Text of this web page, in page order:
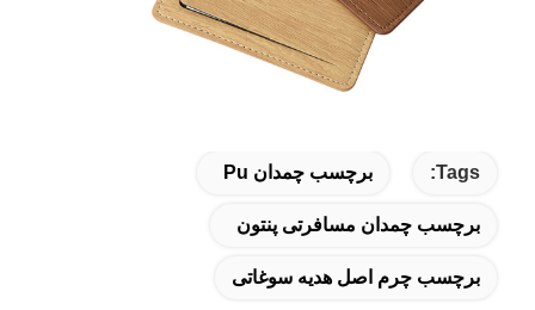
Tags: برچسب چمدان Pu
برچسب چمدان مسافرتی پنتون
برچسب چرم اصل هدیه سوغاتی